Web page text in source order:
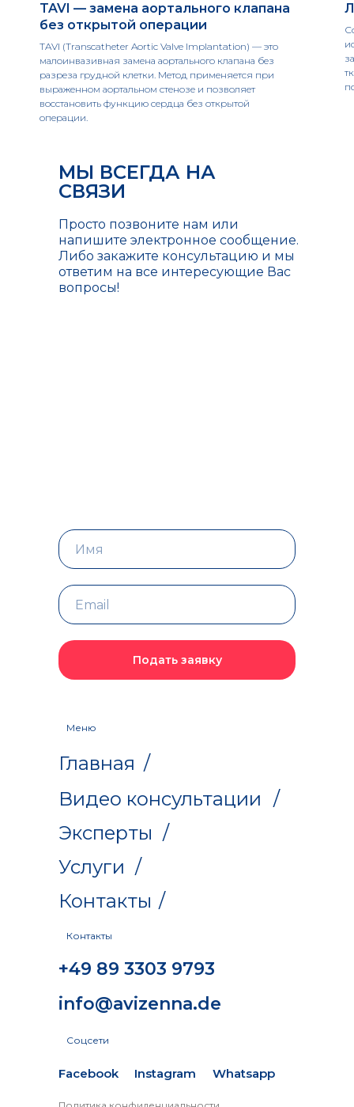
TAVI — замена аортального клапана
без открытой операции
TAVI (Transcatheter Aortic Valve Implantation) — это
малоинвазивная замена аортального клапана без
разреза грудной клетки. Метод применяется при
выраженном аортальном стенозе и позволяет
восстановить функцию сердца без открытой
операции.
МЫ ВСЕГДА НА
СВЯЗИ
Просто позвоните нам или
напишите электронное сообщение.
Либо закажите консультацию и мы
ответим на все интересующие Вас
вопросы!
Подать заявку
Меню
Контакты
+49 89 3303 9793
info@avizenna.de
Соцсети
/
Главная
/
/
Услуги
Эксперты
/
Видео консультации
Whatsapp
Facebook
/
Контакты
Instagram